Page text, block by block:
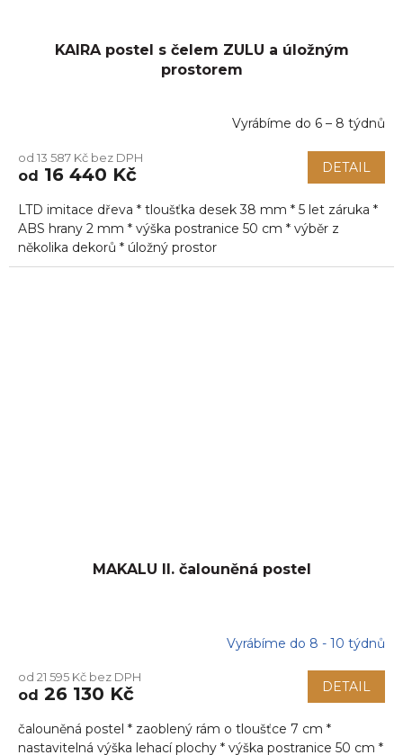
KAIRA postel s čelem ZULU a úložným
prostorem
Vyrábíme do 6 – 8 týdnů
od 13 587 Kč bez DPH
od 16 440 Kč DETAIL
LTD imitace dřeva * tloušťka desek 38 mm * 5 let záruka *
ABS hrany 2 mm * výška postranice 50 cm * výběr z
několika dekorů * úložný prostor
MAKALU II. čalouněná postel
Vyrábíme do 8 - 10 týdnů
od 21 595 Kč bez DPH
od 26 130 Kč DETAIL
čalouněná postel * zaoblený rám o tloušťce 7 cm *
nastavitelná výška lehací plochy * výška postranice 50 cm *